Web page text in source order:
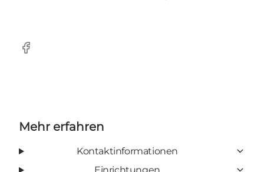
Facebook
Mehr erfahren
Kontaktinformationen